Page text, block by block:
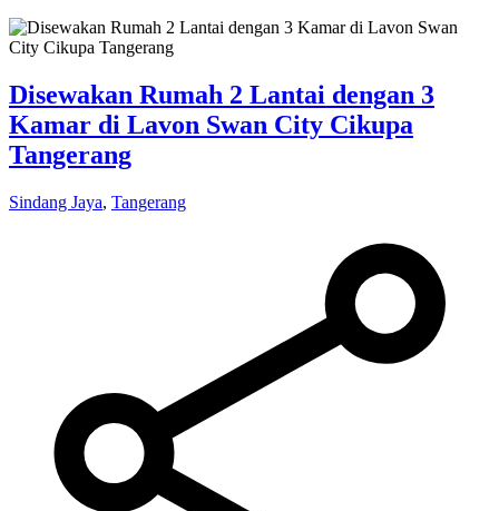
Disewakan Rumah 2 Lantai dengan 3
Kamar di Lavon Swan City Cikupa
Tangerang
Sindang Jaya, Tangerang